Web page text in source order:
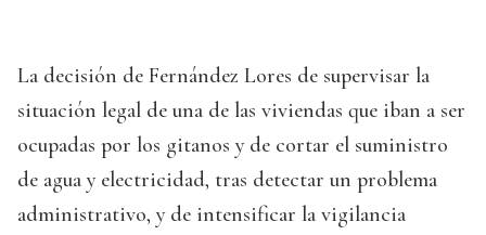
La decisión de Fernández Lores de supervisar la
situación legal de una de las viviendas que iban a ser
ocupadas por los gitanos y de cortar el suministro
de agua y electricidad, tras detectar un problema
administrativo, y de intensificar la vigilancia